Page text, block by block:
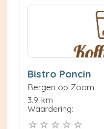
Bistro Poncin
Bergen op Zoom
3.9 km
Waardering: